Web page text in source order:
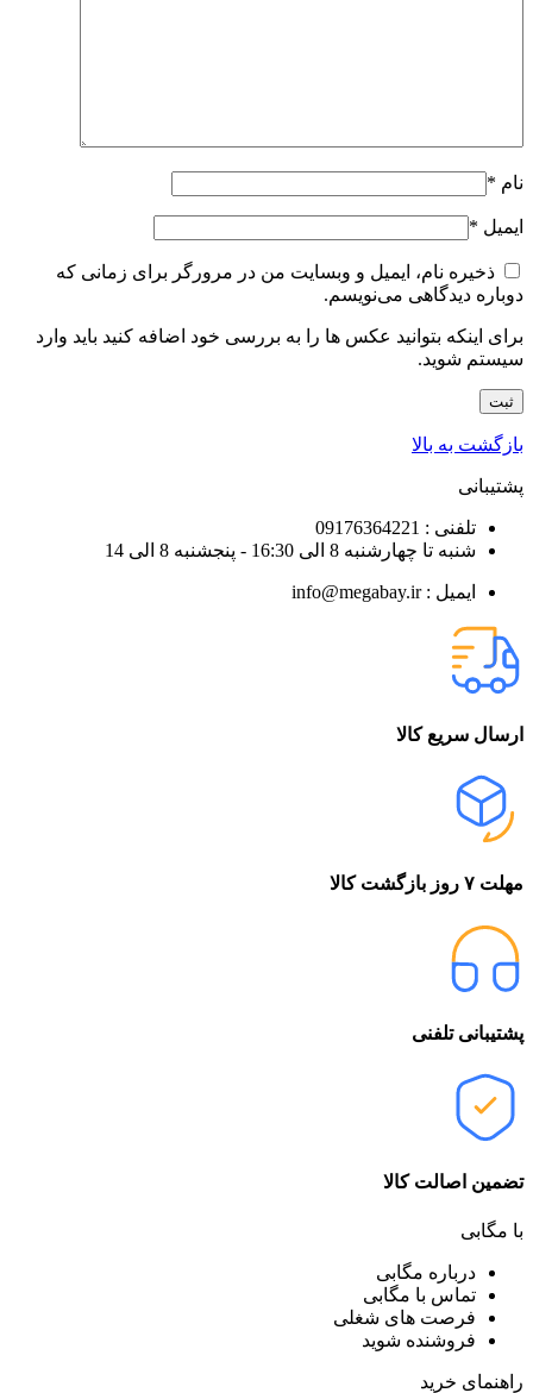
نام *
ایمیل *
ذخیره نام، ایمیل و وبسایت من در مرورگر برای زمانی که
دوباره دیدگاهی می‌نویسم.
برای اینکه بتوانید عکس ها را به بررسی خود اضافه کنید باید وارد
سیستم شوید.
بازگشت به بالا
پشتیبانی
تلفنی : 09176364221
شنبه تا چهارشنبه 8 الی 16:30 - پنجشنبه 8 الی 14
ایمیل : info@megabay.ir
ارسال سریع کالا
مهلت ۷ روز بازگشت کالا
پشتیبانی تلفنی
تضمین اصالت کالا
با مگابی
درباره مگابی
تماس با مگابی
فرصت های شغلی
فروشنده شوید
راهنمای خرید